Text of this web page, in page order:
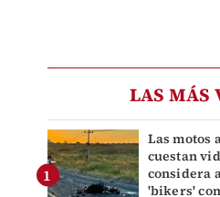
LAS MÁS
Las motos
cuestan
considera
'bikers'